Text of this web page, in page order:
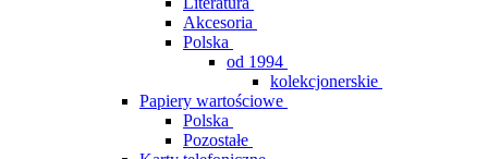
Akcesoria
Polska
od 1994
kolekcjonerskie
Papiery wartościowe
Polska
Pozostałe